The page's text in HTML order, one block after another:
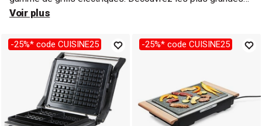
marques de de Grills électriques aux meilleurs prix.
Voir plus
-25%* code CUISINE25 -25%* code CUISINE25